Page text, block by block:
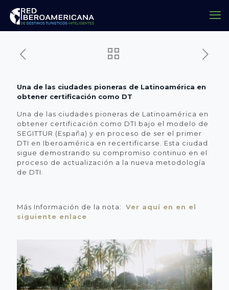
Una de las ciudades pioneras de Latinoamérica en
obtener certificación como DT
Una de las ciudades pioneras de Latinoamérica en
obtener certificación como DTI bajo el modelo de
SEGITTUR (España) y en proceso de ser el primer
DTI en Iberoamérica en recertificarse. Esta ciudad
sigue demostrando su compromiso continuo en el
proceso de actualización a la nueva metodología
de DTI.
Más Información de la nota: Ver aquí en en el
siguiente enlace